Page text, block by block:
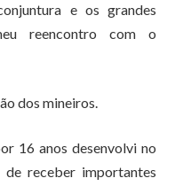
e os grandes
reencontro com o
dos mineiros.
16 anos desenvolvi no
receber importantes